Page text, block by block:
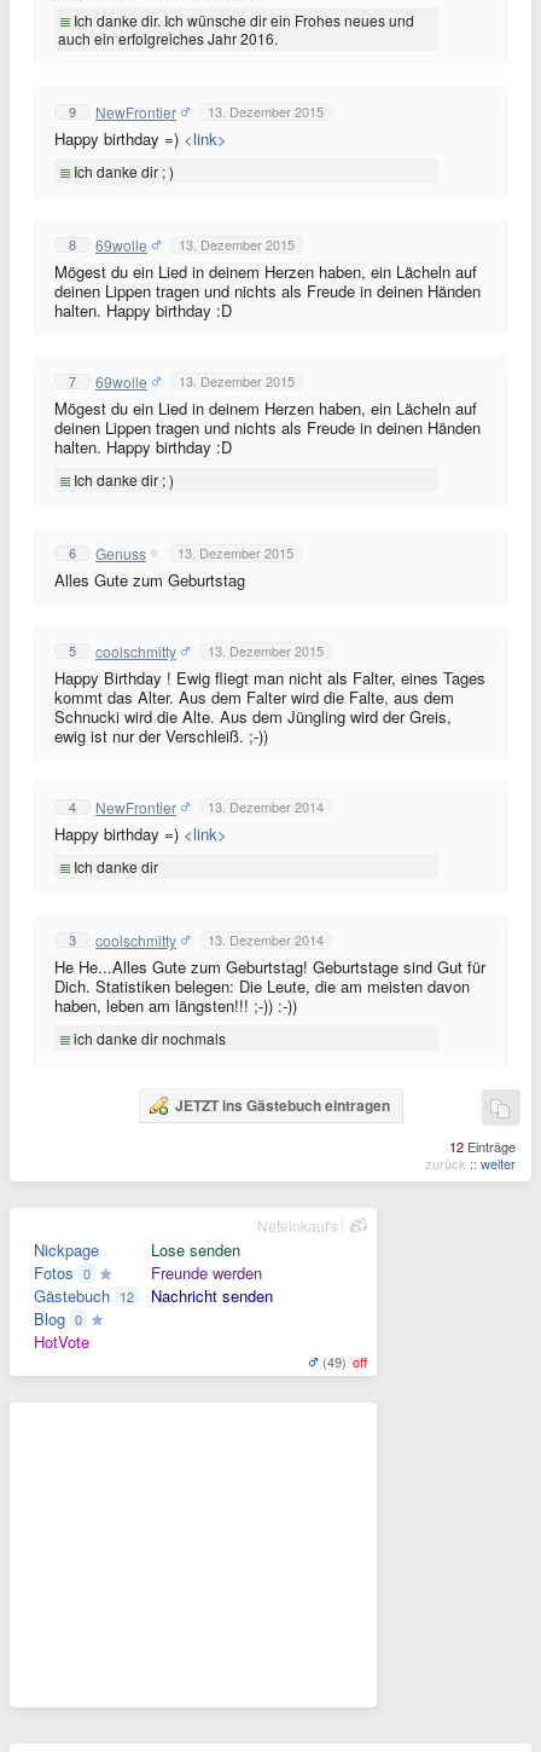
Ich danke dir. Ich wünsche dir ein Frohes neues und
auch ein erfolgreiches Jahr 2016.
9 NewFrontier 13. Dezember 2015
Happy birthday =) <link>
Ich danke dir ; )
8 69wolle 13. Dezember 2015
Mögest du ein Lied in deinem Herzen haben, ein Lächeln auf
deinen Lippen tragen und nichts als Freude in deinen Händen
halten. Happy birthday :D
7 69wolle 13. Dezember 2015
Mögest du ein Lied in deinem Herzen haben, ein Lächeln auf
deinen Lippen tragen und nichts als Freude in deinen Händen
halten. Happy birthday :D
Ich danke dir ; )
6 Genuss 13. Dezember 2015
Alles Gute zum Geburtstag
5 coolschmitty 13. Dezember 2015
Happy Birthday ! Ewig fliegt man nicht als Falter, eines Tages
kommt das Alter. Aus dem Falter wird die Falte, aus dem
Schnucki wird die Alte. Aus dem Jüngling wird der Greis,
ewig ist nur der Verschleiß. ;-))
4 NewFrontier 13. Dezember 2014
Happy birthday =) <link>
Ich danke dir
3 coolschmitty 13. Dezember 2014
He He...Alles Gute zum Geburtstag! Geburtstage sind Gut für
Dich. Statistiken belegen: Die Leute, die am meisten davon
haben, leben am längsten!!! ;-)) :-))
ich danke dir nochmals
JETZT ins Gästebuch eintragen
12 Einträge
zurück :: weiter
Nickpage
Fotos 0
Gästebuch 12
Blog 0
HotVote
Lose senden
Freunde werden
Nachricht senden
(49) off
Neteinkauf's